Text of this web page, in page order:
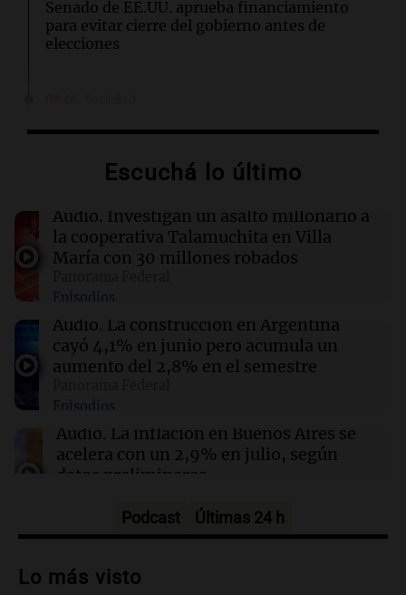
Senado de EE.UU. aprueba financiamiento
para evitar cierre del gobierno antes de
elecciones
máxima de 14°C
Cierra el caso de la jueza Afiuni en Venezuela y
se restituye su libertad plena
Un politólogo brasileño afirmó que Hezbolá
opera en la Triple Frontera
08:30 Sociedad
accesibles y con menos mitos en Argentina
Escuchá lo último
Audio. Investigan un asalto millonario a
la cooperativa Talamuchita en Villa
María con 30 millones robados
Episodios
Audio. La construcción en Argentina
cayó 4,1% en junio pero acumula un
aumento del 2,8% en el semestre
Episodios
Audio. La inflación en Buenos Aires se
acelera con un 2,9% en julio, según
datos preliminares
Audio.La justicia niega pedido de
perimetral sobre Candela Arizaga
Podcast Últimas 24 h
Lo más visto